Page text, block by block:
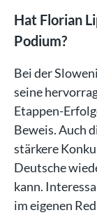
Hat Florian
Podium?
Bei der
seine
Etappen-
Beweis. Auch
stärkere
Deutsche
kann.
im eigenen